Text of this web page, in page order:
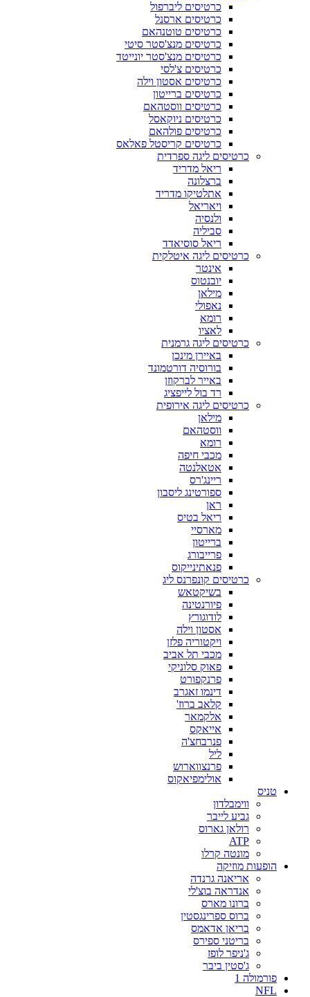
כרטיסים ליברפול
כרטיסים ארסנל
כרטיסים טוטנהאם
כרטיסים מנצ'סטר סיטי
כרטיסים מנצ'סטר יונייטד
כרטיסים צ'לסי
כרטיסים אסטון וילה
כרטיסים ברייטון
כרטיסים ווסטהאם
כרטיסים ניוקאסל
כרטיסים פולהאם
כרטיסים קריסטל פאלאס
כרטיסים ליגה ספרדית
ריאל מדריד
ברצלונה
אתלטיקו מדריד
ויאריאל
ולנסיה
סביליה
ריאל סוסיאדד
כרטיסים ליגה איטלקית
אינטר
יובנטוס
מילאן
נאפולי
רומא
לאציו
כרטיסים ליגה גרמנית
באיירן מינכן
בורוסיה דורטמונד
באייר לברקוזן
רד בול לייפציג
כרטיסים ליגה אירופית
מילאן
ווסטהאם
רומא
מכבי חיפה
אטאלנטה
ריינג'רס
ספורטינג ליסבון
ראן
ריאל בטיס
מארסיי
ברייטון
פרייבורג
פנאתינייקוס
כרטיסים קונפרנס ליג
בשיקטאש
פיורנטינה
לודוגורץ
אסטון וילה
ויקטוריה פלזן
מכבי תל אביב
פאוק סלוניקי
פרנקפורט
דינמו זאגרב
קלאב ברוז'
אלקמאר
אייאקס
פנרבחצ'ה
ליל
פרנצווארוש
אולימפיאקוס
טניס
ווימבלדון
גביע לייבר
רולאן גארוס
ATP
מונטה קרלו
הופעות מוזיקה
אריאנה גרנדה
אנדראה בוצ'לי
ברונו מארס
ברוס ספרינגסטין
בריאן אדאמס
בריטני ספירס
ג'ניפר לופז
ג'סטין ביבר
פורמולה 1
NFL